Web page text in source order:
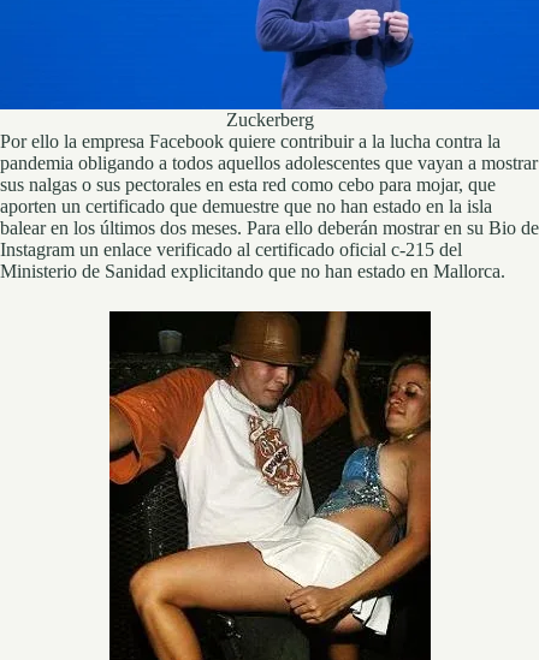
Zuckerberg
Por ello la empresa Facebook quiere contribuir a la lucha contra la
pandemia obligando a todos aquellos adolescentes que vayan a mostrar
sus nalgas o sus pectorales en esta red como cebo para mojar, que
aporten un certificado que demuestre que no han estado en la isla
balear en los últimos dos meses. Para ello deberán mostrar en su Bio de
Instagram un enlace verificado al certificado oficial c-215 del
Ministerio de Sanidad explicitando que no han estado en Mallorca.